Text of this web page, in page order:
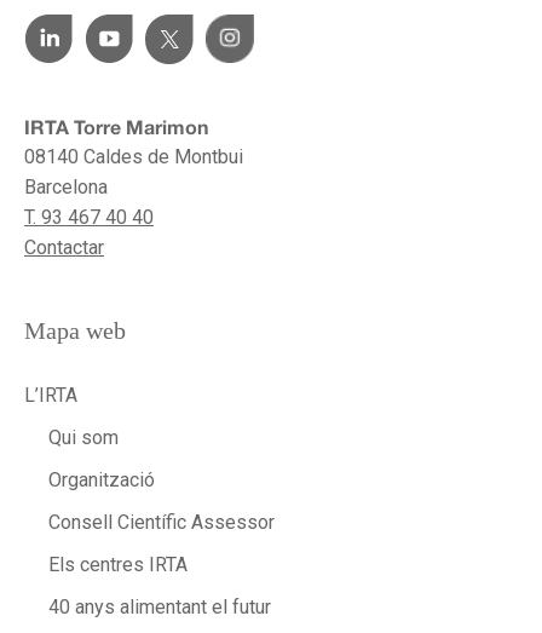
IRTA Torre Marimon
08140 Caldes de Montbui
Barcelona
T. 93 467 40 40
Contactar
Mapa web
L’IRTA
Qui som
Organització
Consell Científic Assessor
Els centres IRTA
40 anys alimentant el futur